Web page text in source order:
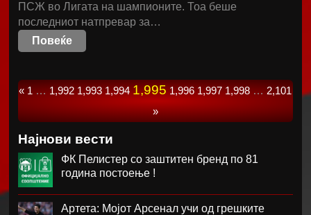
ПСЖ во Лигата на шампионите. Тоа беше
последниот натпревар за…
Повеќе
« 1 … 1,992 1,993 1,994 1,995 1,996 1,997 1,998 … 2,101
»
Најнови вести
ФК Пелистер со заштитен бренд по 81
година постоење !
Артета: Мојот Арсенал учи од грешките